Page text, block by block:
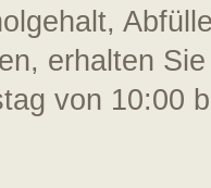
erhalten
von 10:00